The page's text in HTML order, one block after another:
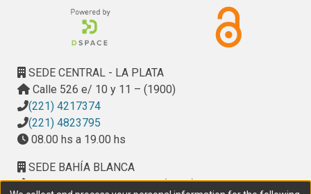
SEDE CENTRAL - LA PLATA
Calle 526 e/ 10 y 11 – (1900)
(221) 4217374
(221) 4823795
08.00 hs a 19.00 hs
SEDE BAHÍA BLANCA
Calle Ciudad de Cali 320 – (8000). Universidad